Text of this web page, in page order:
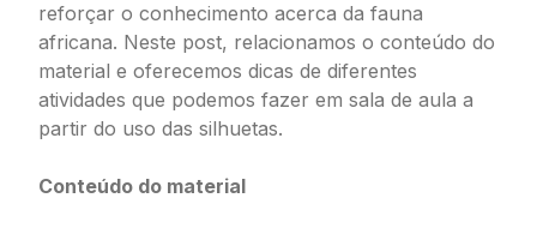
reforçar o conhecimento acerca da fauna
africana. Neste post, relacionamos o conteúdo do
material e oferecemos dicas de diferentes
atividades que podemos fazer em sala de aula a
partir do uso das silhuetas.
Conteúdo do material